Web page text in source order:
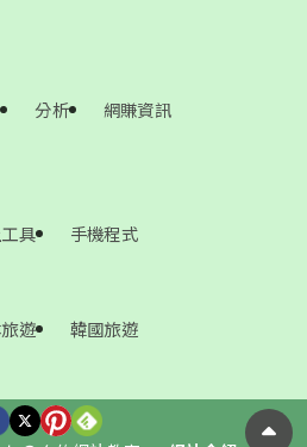
分析
網賺資訊
具 手機程式
遊 韓國旅遊